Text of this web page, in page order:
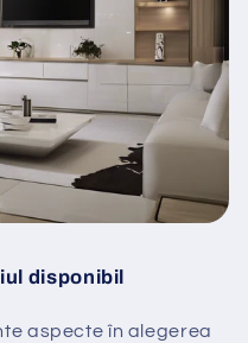
disponibil
aspecte în alegerea